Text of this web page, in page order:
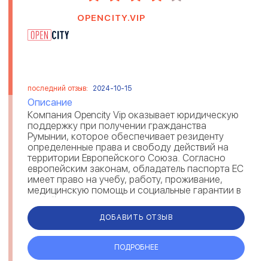
OPENCITY.VIP
последний отзыв: 2024-10-15
Описание
Компания Opencity Vip оказывает юридическую
поддержку при получении гражданства
Румынии, которое обеспечивает резиденту
определенные права и свободу действий на
территории Европейского Союза. Согласно
европейским законам, обладатель паспорта ЕС
имеет право на учебу, работу, проживание,
медицинскую помощь и социальные гарантии в
любой стране Евросоюза. Получив румынск...
ДОБАВИТЬ ОТЗЫВ
ПОДРОБНЕЕ